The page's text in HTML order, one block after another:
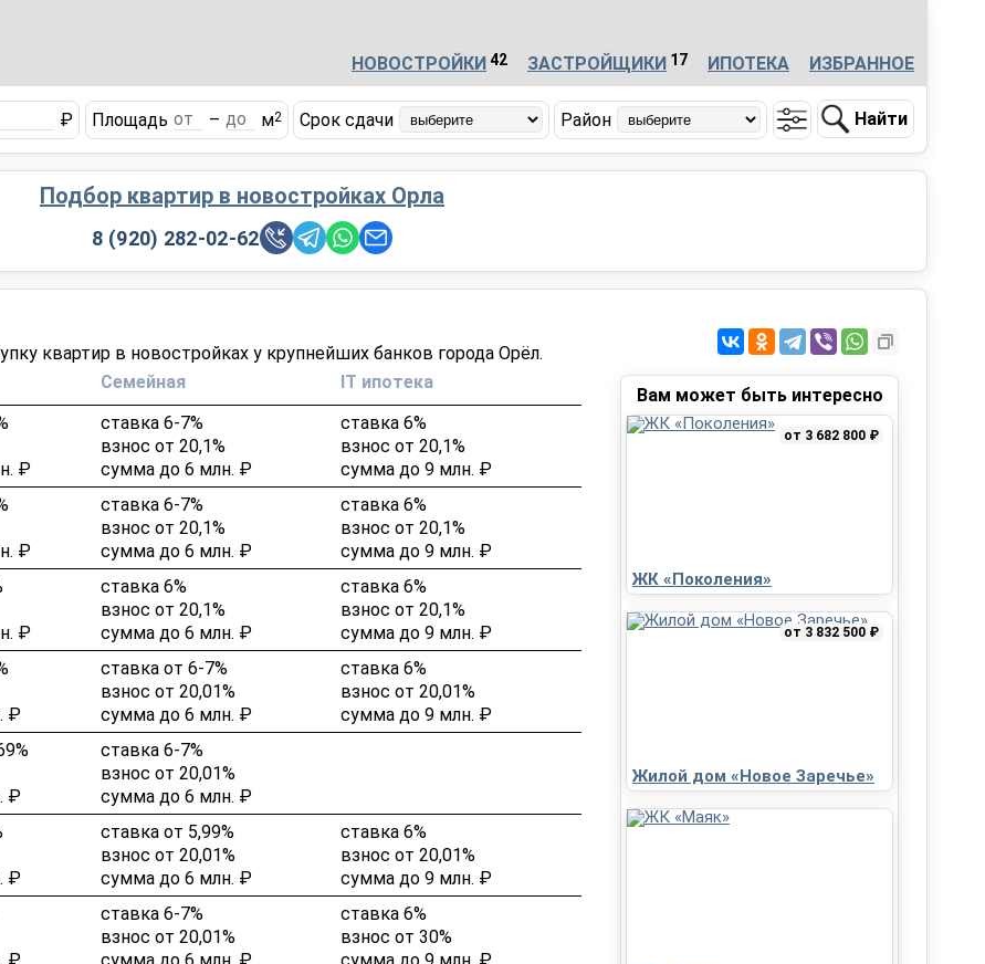
НОВОСТРОЙКИ42 ЗАСТРОЙЩИКИ 17 ИПОТЕКА ИЗБРАННОЕ
₽ Площадь – м2 Срок сдачи Район Найти
Подбор квартир в новостройках Орла
8 (920) 282-02-62
квартир в новостройках у крупнейших банков города Орёл.
Семейная IT ипотека
₽
ставка 6-7%
взнос от 20,1%
сумма до 6 млн. ₽
ставка 6%
взнос от 20,1%
сумма до 9 млн. ₽
₽
ставка 6-7%
взнос от 20,1%
сумма до 6 млн. ₽
ставка 6%
взнос от 20,1%
сумма до 9 млн. ₽
₽
ставка 6%
взнос от 20,1%
сумма до 6 млн. ₽
ставка 6%
взнос от 20,1%
сумма до 9 млн. ₽
₽
ставка от 6-7%
взнос от 20,01%
сумма до 6 млн. ₽
ставка 6%
взнос от 20,01%
сумма до 9 млн. ₽
₽
ставка 6-7%
взнос от 20,01%
сумма до 6 млн. ₽
₽
ставка от 5,99%
взнос от 20,01%
сумма до 6 млн. ₽
ставка 6%
взнос от 20,01%
сумма до 9 млн. ₽
ставка 6-7%
взнос от 20,01%
ставка 6%
взнос от 30%
Вам может быть интересно
от 3 682 800 ₽
ЖК «Поколения»
от 3 832 500 ₽
Жилой дом «Новое Заречье»